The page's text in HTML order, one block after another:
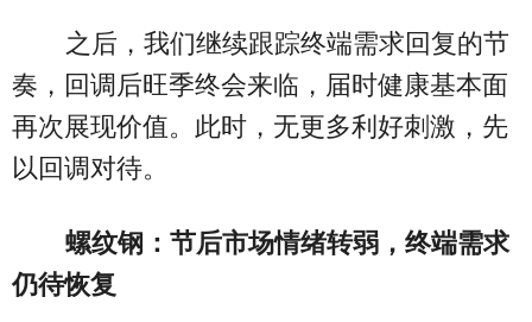
之后，我们继续跟踪终端需求回复的节
奏，回调后旺季终会来临，届时健康基本面
再次展现价值。此时，无更多利好刺激，先
以回调对待。
螺纹钢：节后市场情绪转弱，终端需求
仍待恢复